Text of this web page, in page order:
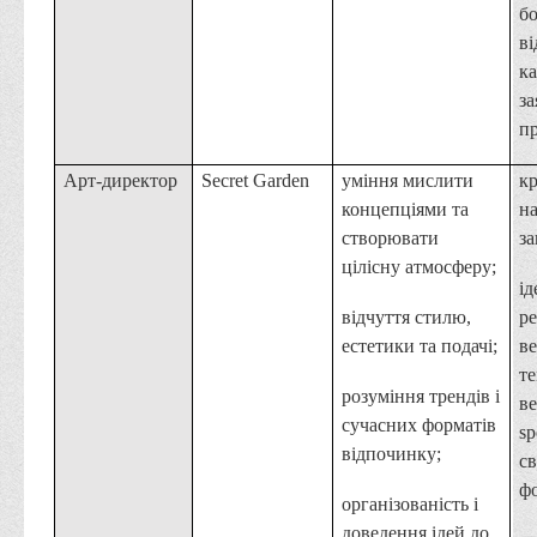
Арт-директор Secret Garden
уміння мислити
концепціями та
створювати
цілісну атмосферу;
відчуття стилю,
естетики та подачі;
розуміння трендів і
сучасних форматів
відпочинку;
організованість і
доведення ідей до